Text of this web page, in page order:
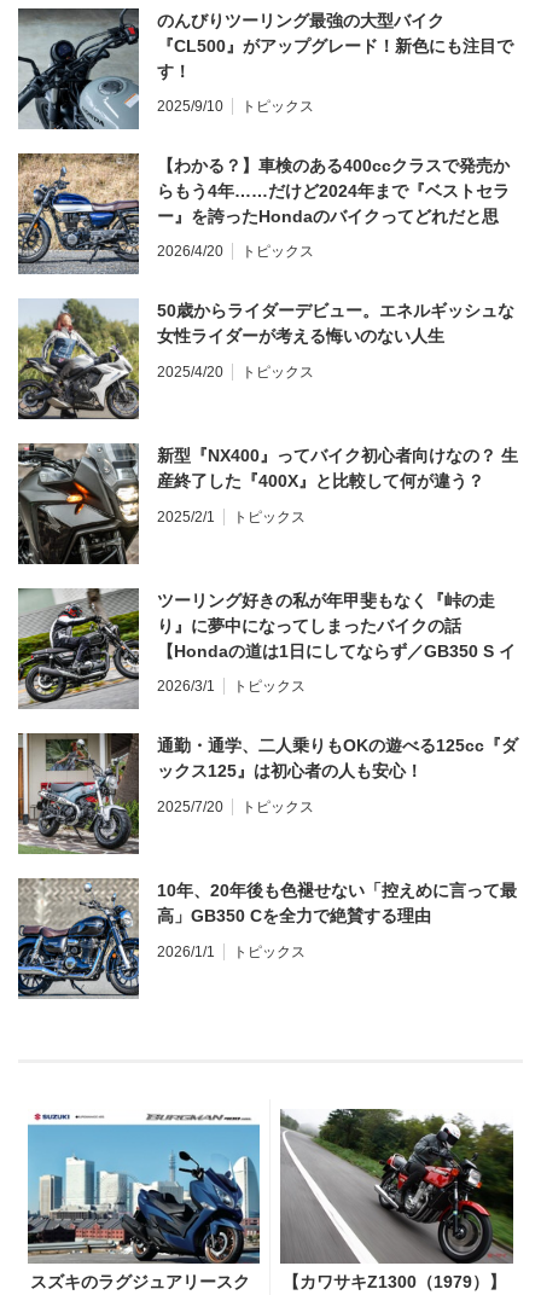
のんびりツーリング最強の大型バイク
『CL500』がアップグレード！新色にも注目で
す！
2025/9/10 トピックス
【わかる？】車検のある400ccクラスで発売か
らもう4年……だけど2024年まで『ベストセラ
ー』を誇ったHondaのバイクってどれだと思
う？
2026/4/20 トピックス
50歳からライダーデビュー。エネルギッシュな
女性ライダーが考える悔いのない人生
2025/4/20 トピックス
新型『NX400』ってバイク初心者向けなの？ 生
産終了した『400X』と比較して何が違う？
2025/2/1 トピックス
ツーリング好きの私が年甲斐もなく『峠の走
り』に夢中になってしまったバイクの話
【Hondaの道は1日にしてならず／GB350 S イ
ンプレ・レビュー 前編】
2026/3/1 トピックス
通勤・通学、二人乗りもOKの遊べる125cc『ダ
ックス125』は初心者の人も安心！
2025/7/20 トピックス
10年、20年後も色褪せない「控えめに言って最
高」GB350 Cを全力で絶賛する理由
2026/1/1 トピックス
スズキのラグジュアリースク
【カワサキZ1300（1979）】